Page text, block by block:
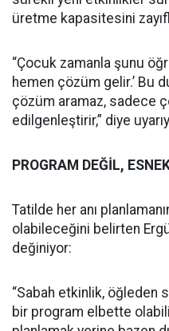
üretme kapasitesini
“Çocuk zamanla şunu
hemen çözüm gelir.’ Bu
çözüm aramaz, sadece
edilgenleştirir,” diye
PROGRAM DEĞİL,
Tatilde her anı
olabileceğini belirten
değiniyor:
“Sabah etkinlik, öğleden
bir program elbette